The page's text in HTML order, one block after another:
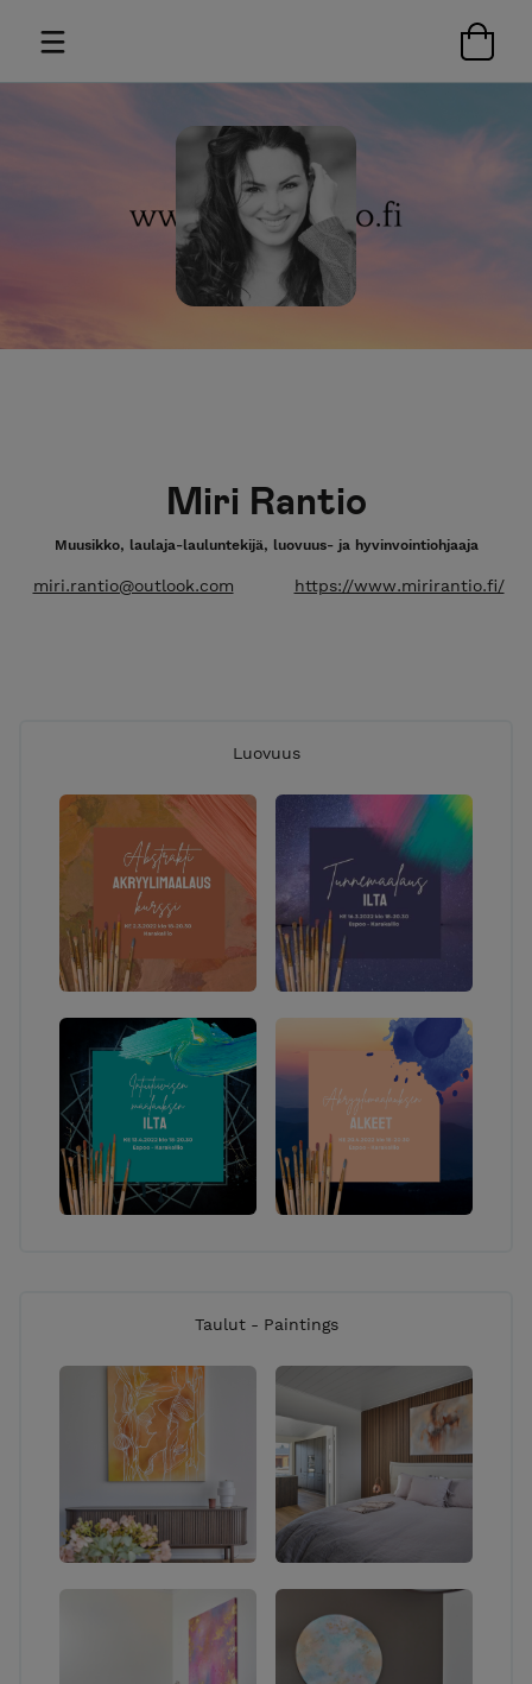
Miri Rantio
Muusikko, laulaja-lauluntekijä, luovuus- ja hyvinvointiohjaaja
miri.rantio@outlook.com https://www.mirirantio.fi/
Luovuus
Taulut - Paintings